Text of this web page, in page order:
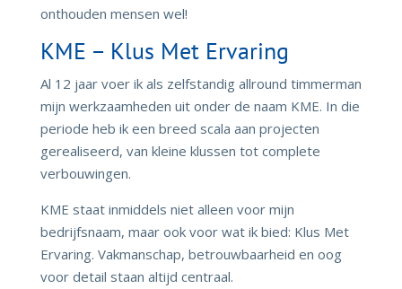
onthouden mensen wel!
KME – Klus Met Ervaring
Al 12 jaar voer ik als zelfstandig allround timmerman
mijn werkzaamheden uit onder de naam KME. In die
periode heb ik een breed scala aan projecten
gerealiseerd, van kleine klussen tot complete
verbouwingen.
KME staat inmiddels niet alleen voor mijn
bedrijfsnaam, maar ook voor wat ik bied: Klus Met
Ervaring. Vakmanschap, betrouwbaarheid en oog
voor detail staan altijd centraal.